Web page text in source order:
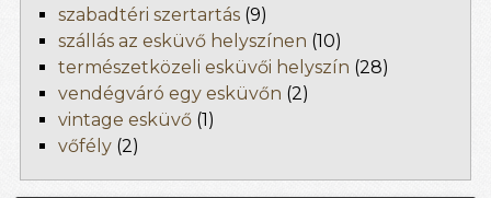
szabadtéri szertartás (9)
szállás az esküvő helyszínen (10)
természetközeli esküvői helyszín (28)
vendégváró egy esküvőn (2)
vintage esküvő (1)
vőfély (2)